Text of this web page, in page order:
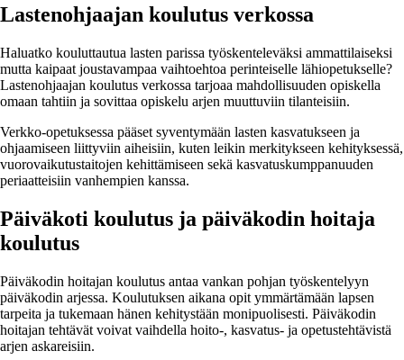
Lastenohjaajan koulutus verkossa
Haluatko kouluttautua lasten parissa työskenteleväksi ammattilaiseksi
mutta kaipaat joustavampaa vaihtoehtoa perinteiselle lähiopetukselle?
Lastenohjaajan koulutus verkossa tarjoaa mahdollisuuden opiskella
omaan tahtiin ja sovittaa opiskelu arjen muuttuviin tilanteisiin.
Verkko-opetuksessa pääset syventymään lasten kasvatukseen ja
ohjaamiseen liittyviin aiheisiin, kuten leikin merkitykseen kehityksessä,
vuorovaikutustaitojen kehittämiseen sekä kasvatuskumppanuuden
periaatteisiin vanhempien kanssa.
Päiväkoti koulutus ja päiväkodin hoitaja
koulutus
Päiväkodin hoitajan koulutus antaa vankan pohjan työskentelyyn
päiväkodin arjessa. Koulutuksen aikana opit ymmärtämään lapsen
tarpeita ja tukemaan hänen kehitystään monipuolisesti. Päiväkodin
hoitajan tehtävät voivat vaihdella hoito-, kasvatus- ja opetustehtävistä
arjen askareisiin.